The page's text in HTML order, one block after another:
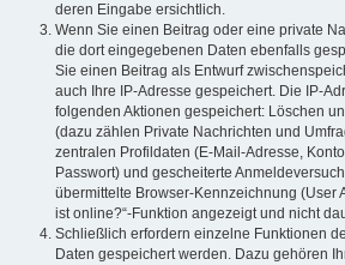
deren Eingabe ersichtlich.
Wenn Sie einen Beitrag oder eine private
die dort eingegebenen Daten ebenfalls
Sie einen Beitrag als Entwurf
auch Ihre IP-Adresse gespeichert. Die IP-
folgenden Aktionen gespeichert: Löschen
(dazu zählen Private Nachrichten und
zentralen Profildaten (E-Mail-Adresse,
Passwort) und gescheiterte
übermittelte Browser-Kennzeichnung (User
ist online?“-Funktion angezeigt und nicht
Schließlich erfordern einzelne Funktionen
Daten gespeichert werden. Dazu gehören